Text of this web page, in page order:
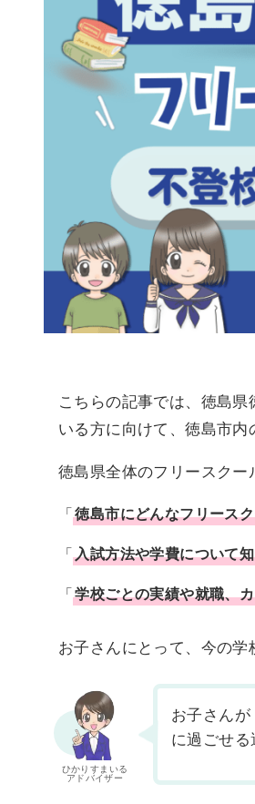
こちらの記事では、徳島
いる方に向けて、徳島市内
徳島県全体のフリースクー
「徳島市にどんなフリース
「入試方法や学費について
「学校ごとの実績や就職、
お子さんにとって、今の学
ひかりすまいる
アドバイザー
お子さん
に過ごせる